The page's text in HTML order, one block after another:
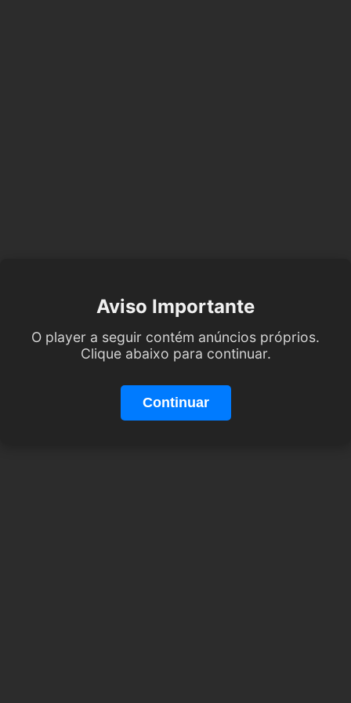
Aviso Importante
O player a seguir contém anúncios próprios.
Clique abaixo para continuar.
Continuar